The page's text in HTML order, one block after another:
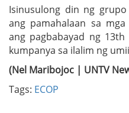
Isinusulong din ng
ang pamahalaan sa
ang pagbabayad ng
kumpanya sa ilalim ng
(Nel Maribojoc | UNTV
Tags: ECOP